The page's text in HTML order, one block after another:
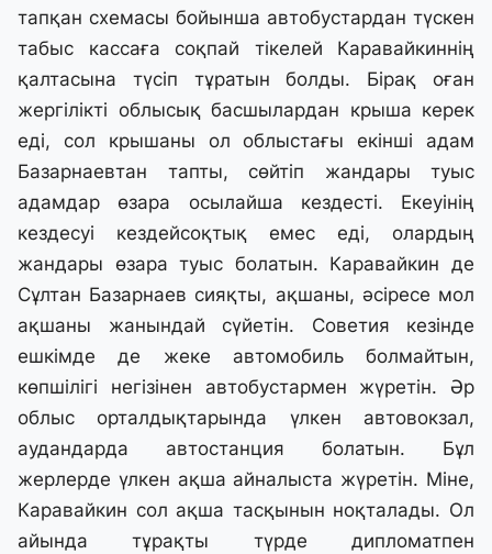
тапқан схемасы бойынша автобустардан түскен
табыс кассаға соқпай тікелей Каравайкиннің
қалтасына түсіп тұратын болды. Бірақ оған
жергілікті облысық басшылардан крыша керек
еді, сол крышаны ол облыстағы екінші адам
Базарнаевтан тапты, сөйтіп жандары туыс
адамдар өзара осылайша кездесті. Екеуінің
кездесуі кездейсоқтық емес еді, олардың
жандары өзара туыс болатын. Каравайкин де
Сұлтан Базарнаев сияқты, ақшаны, әсіресе мол
ақшаны жанындай сүйетін. Советия кезінде
ешкімде де жеке автомобиль болмайтын,
көпшілігі негізінен автобустармен жүретін. Әр
облыс орталдықтарында үлкен автовокзал,
аудандарда автостанция болатын. Бұл
жерлерде үлкен ақша айналыста жүретін. Міне,
Каравайкин сол ақша тасқынын ноқталады. Ол
айында тұрақты түрде дипломатпен